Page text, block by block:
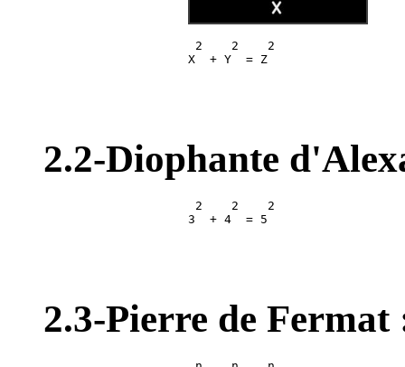
                     2    2    2
2.2-Diophante
                     2    2    2
2.3-Pierre de Fermat